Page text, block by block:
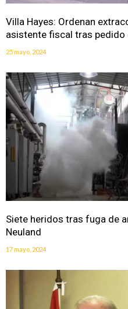
Villa Hayes: Ordenan
asistente fiscal tras pedido
25 mayo, 2024
Siete heridos tras fuga de
Neuland
17 mayo, 2024